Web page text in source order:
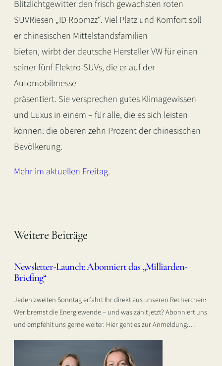
Blitzlichtgewitter den frisch gewachsten roten
SUVRiesen „ID Roomzz“. Viel Platz und Komfort soll
er chinesischen Mittelstandsfamilien
bieten, wirbt der deutsche Hersteller VW für einen
seiner fünf Elektro-SUVs, die er auf der
Automobilmesse
präsentiert. Sie versprechen gutes Klimagewissen
und Luxus in einem – für alle, die es sich leisten
können: die oberen zehn Prozent der chinesischen
Bevölkerung.
Mehr im aktuellen Freitag.
Weitere Beiträge
Newsletter-Launch: Abonniert das „Milliarden-
Briefing“
Jeden zweiten Sonntag erfahrt Ihr direkt aus unseren Recherchen:
Wer bremst die Energiewende – und was zählt jetzt? Abonniert uns
und empfehlt uns gerne weiter. Hier geht es zur Anmeldung:…